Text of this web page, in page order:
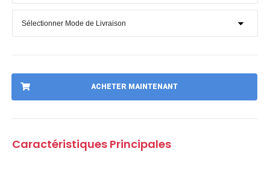
ACHETER MAINTENANT
Caractéristiques Principales